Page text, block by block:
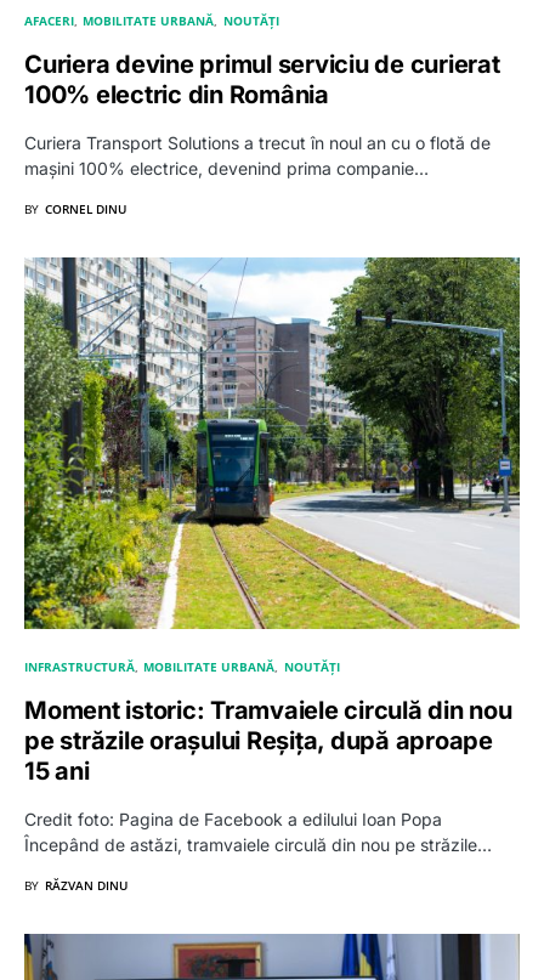
AFACERI MOBILITATE URBANĂ NOUTĂȚI
Curiera devine primul serviciu de curierat
100% electric din România
Curiera Transport Solutions a trecut în noul an cu o flotă de
mașini 100% electrice, devenind prima companie…
BY CORNEL DINU
INFRASTRUCTURĂ MOBILITATE URBANĂ NOUTĂȚI
Moment istoric: Tramvaiele circulă din nou
pe străzile orașului Reșița, după aproape
15 ani
Credit foto: Pagina de Facebook a edilului Ioan Popa
Începând de astăzi, tramvaiele circulă din nou pe străzile…
BY RĂZVAN DINU